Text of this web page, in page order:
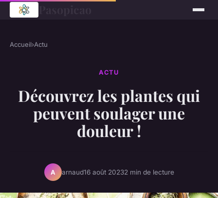
Accueil›Actu
ACTU
Découvrez les plantes qui
peuvent soulager une
douleur !
A arnaud16 août 20232 min de lecture